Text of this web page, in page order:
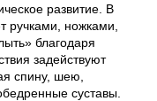
развитие. В
ручками, ножками,
благодаря
задействуют
спину, шею,
суставы.